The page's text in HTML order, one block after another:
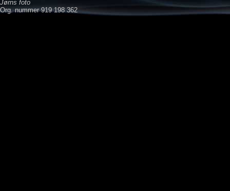
Jørns foto
Org. nummer 919 198 362